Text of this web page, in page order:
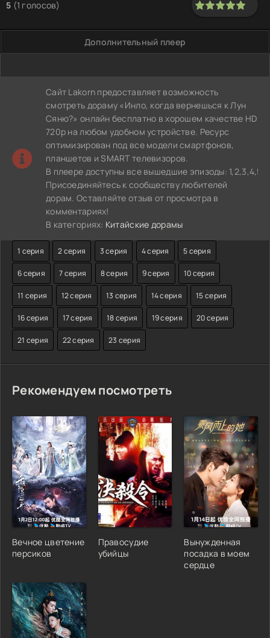
5 (1 голосов)
Дополнительный плеер
Сайт Lakorn предоставляет возможность
смотреть дораму «Инло, когда вернешься к Лун
Сяню?» онлайн бесплатно в хорошем качестве HD
720p на любом удобном устройстве. Ресурс
оптимизирован под все модели смартфонов,
планшетов и SMART телевизоров.
В плеере доступны все вышедшие эпизоды:
Присоединяйтесь к сообществу любителей
дорам. Оставляйте отзыв от просмотра в
комментариях!
В категориях: Китайские дорамы
1 серия 2 серия 3 серия 4 серия 5 серия
6 серия 7 серия 8 серия 9 серия 10 серия
11 серия 12 серия 13 серия 14 серия 15 серия
16 серия 17 серия 18 серия 19 серия 20 серия
21 серия 22 серия 23 серия
Рекомендуем посмотреть
Вечное цветение
персиков
Правосудие
убийцы
Вынужденная
посадка в моем
сердце